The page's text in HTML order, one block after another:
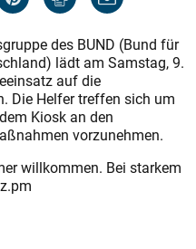
des BUND (Bund für
lädt am Samstag, 9.
auf die
Die Helfer treffen sich um
Kiosk an den
vorzunehmen.
willkommen. Bei starkem